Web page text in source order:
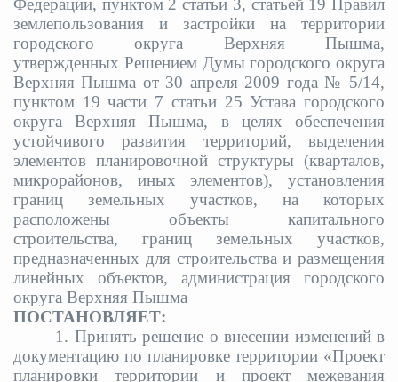
Федерации, пунктом 2 статьи 3, статьей 19 Правил
землепользования и застройки на территории
городского округа Верхняя Пышма,
утвержденных Решением Думы городского округа
Верхняя Пышма от 30 апреля 2009 года № 5/14,
пунктом 19 части 7 статьи 25 Устава городского
округа Верхняя Пышма, в целях обеспечения
устойчивого развития территорий, выделения
элементов планировочной структуры (кварталов,
микрорайонов, иных элементов), установления
границ земельных участков, на которых
расположены объекты капитального
строительства, границ земельных участков,
предназначенных для строительства и размещения
линейных объектов, администрация городского
округа Верхняя Пышма
ПОСТАНОВЛЯЕТ:
1. Принять решение о внесении изменений в
документацию по планировке территории «Проект
планировки территории и проект межевания